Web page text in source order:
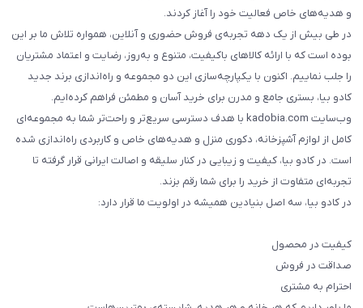
و هدیه‌های خاص فعالیت خود را آغاز کردند.
در طی بیش از یک دهه تجربه‌ی فروش حضوری و آنلاین، همواره تلاش ما بر این
بوده است که با ارائه کالاهای باکیفیت، متنوع و به‌روز، رضایت و اعتماد مشتریان
را جلب نماییم. اکنون با یکپارچه‌سازی این دو مجموعه و راه‌اندازی برند جدید
کادو بیا، بستری جامع و مدرن برای خرید آسان و مطمئن فراهم کرده‌ایم.
وب‌سایت kadobia.com با هدف دسترسی سریع‌تر و راحت‌تر شما به مجموعه‌ای
کامل از لوازم آشپزخانه، دکوری منزل و هدیه‌های خاص و کاربردی راه‌اندازی شده
است. در کادو بیا، کیفیت و زیبایی در کنار سلیقه و اصالت ایرانی قرار گرفته تا
تجربه‌ای متفاوت از خرید را برای شما رقم بزند.
در کادو بیا، سه اصل بنیادین همیشه در اولویت ما قرار دارد:
کیفیت در محصول
صداقت در فروش
احترام به مشتری